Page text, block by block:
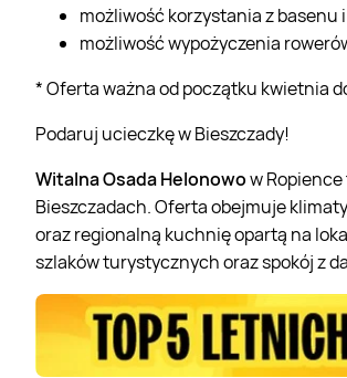
możliwość korzystania z basenu
możliwość wypożyczenia
* Oferta ważna od początku kwietnia
Podaruj ucieczkę w Bieszczady!
Witalna Osada Helonowow
Bieszczadach. Oferta obejmuje
oraz regionalną kuchnię opartą na
szlaków turystycznych oraz spokój z